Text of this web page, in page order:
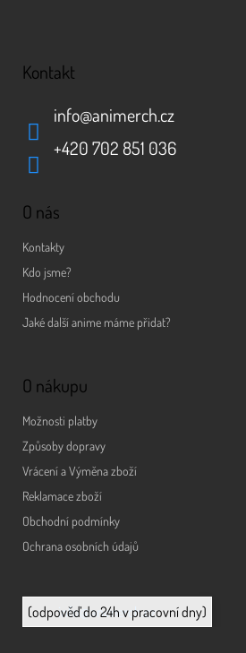
Kontakt
info@animerch.cz
+420 702 851 036
O nás
Kontakty
Kdo jsme?
Hodnocení obchodu
Jaké další anime máme přidat?
O nákupu
Možnosti platby
Způsoby dopravy
Vrácení a Výměna zboží
Reklamace zboží
Obchodní podmínky
Ochrana osobních údajů
info@animerch.cz
(odpověď do 24h v pracovní dny)